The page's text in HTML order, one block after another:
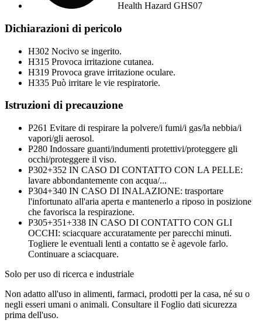
Health Hazard GHS07
Dichiarazioni di pericolo
H302 Nocivo se ingerito.
H315 Provoca irritazione cutanea.
H319 Provoca grave irritazione oculare.
H335 Può irritare le vie respiratorie.
Istruzioni di precauzione
P261 Evitare di respirare la polvere/i fumi/i gas/la nebbia/i
vapori/gli aerosol.
P280 Indossare guanti/indumenti protettivi/proteggere gli
occhi/proteggere il viso.
P302+352 IN CASO DI CONTATTO CON LA PELLE:
lavare abbondantemente con acqua/...
P304+340 IN CASO DI INALAZIONE: trasportare
l'infortunato all'aria aperta e mantenerlo a riposo in posizione
che favorisca la respirazione.
P305+351+338 IN CASO DI CONTATTO CON GLI
OCCHI: sciacquare accuratamente per parecchi minuti.
Togliere le eventuali lenti a contatto se è agevole farlo.
Continuare a sciacquare.
Solo per uso di ricerca e industriale
Non adatto all'uso in alimenti, farmaci, prodotti per la casa, né su o
negli esseri umani o animali. Consultare il Foglio dati sicurezza
prima dell'uso.